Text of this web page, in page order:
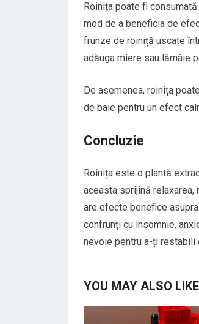
Roinița poate fi
mod de a beneficia de
frunze de roiniță uscate
adăuga miere sau lămâie
De asemenea, roinița
de baie pentru un efect
Concluzie
Roinița este o plantă
aceasta sprijină relaxarea,
are efecte benefice
confrunți cu insomnie,
nevoie pentru a-ți restabili
YOU MAY ALSO LIKE